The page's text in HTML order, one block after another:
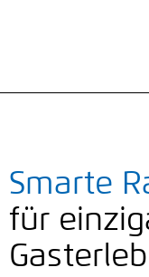
Smarte
für